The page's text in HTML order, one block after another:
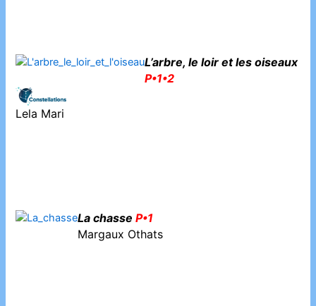
L’arbre, le loir et les oiseaux
P•1•2
Lela Mari
La chasseP•1
Margaux Othats